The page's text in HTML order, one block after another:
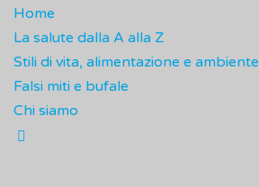
Home
La salute dalla A alla Z
Stili di vita, alimentazione e ambiente
Falsi miti e bufale
Chi siamo